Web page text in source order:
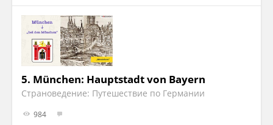
5. München: Hauptstadt von Bayern
Страноведение: Путешествие по Германии
984